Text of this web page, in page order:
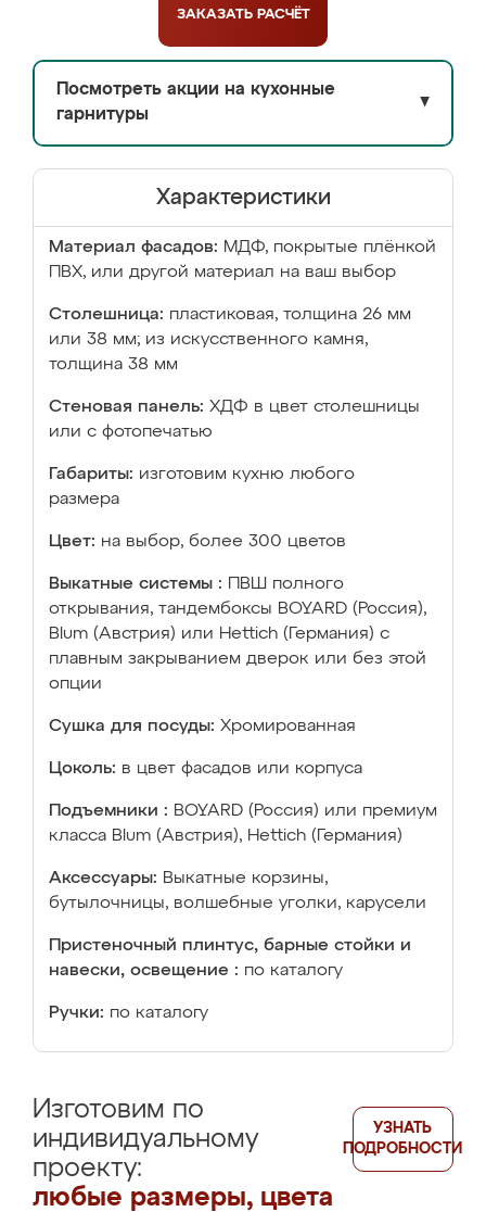
ЗАКАЗАТЬ РАСЧЁТ
Посмотреть акции на кухонные
гарнитуры
▼
Характеристики
Материал фасадов: МДФ, покрытые плёнкой
ПВХ, или другой материал на ваш выбор
Столешница: пластиковая, толщина 26 мм
или 38 мм; из искусственного камня,
толщина 38 мм
Стеновая панель: ХДФ в цвет столешницы
или с фотопечатью
Габариты: изготовим кухню любого
размера
Цвет: на выбор, более 300 цветов
Выкатные системы :
ПВШ полного
открывания, тандембоксы BOYARD (Россия),
Blum (Австрия) или Hettich (Германия) с
плавным закрыванием дверок или без этой
опции
Сушка для посуды: Хромированная
Цоколь: в цвет фасадов или корпуса
Подъемники : BOYARD (Россия) или премиум
класса Blum (Австрия), Hettich (Германия)
Аксессуары: Выкатные корзины,
бутылочницы, волшебные уголки, карусели
Пристеночный плинтус, барные стойки и
навески, освещение : по каталогу
Ручки: по каталогу
Изготовим по
индивидуальному
проекту:
любые размеры, цвета
УЗНАТЬ
ПОДРОБНОСТИ